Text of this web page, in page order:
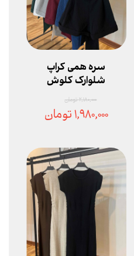
سره همی کراپ
شلوارک کلوش
۲,۱۸۰,۰۰۰ تومان
۱,۹۸۰,۰۰۰ تومان